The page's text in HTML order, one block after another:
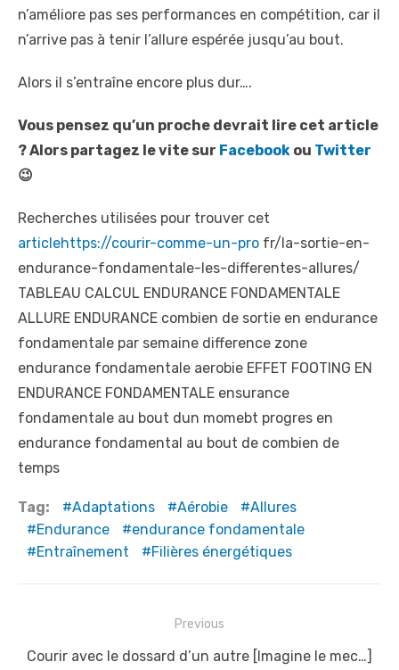
n’améliore pas ses performances en compétition, car il
n’arrive pas à tenir l’allure espérée jusqu’au bout.
Alors il s’entraîne encore plus dur….
Vous pensez qu’un proche devrait lire cet article
? Alors partagez le vite sur Facebook ou Twitter
😉
Recherches utilisées pour trouver cet
articlehttps://courir-comme-un-pro fr/la-sortie-en-
endurance-fondamentale-les-differentes-allures/
TABLEAU CALCUL ENDURANCE FONDAMENTALE
ALLURE ENDURANCE combien de sortie en endurance
fondamentale par semaine difference zone
endurance fondamentale aerobie EFFET FOOTING EN
ENDURANCE FONDAMENTALE ensurance
fondamentale au bout dun momebt progres en
endurance fondamental au bout de combien de
temps
Tag: Adaptations Aérobie
Allures
Endurance
endurance fondamentale
Entraînement
Filières énergétiques
a
Previous
P
Courir avec le dossard d’un autre [Imagine le mec…]